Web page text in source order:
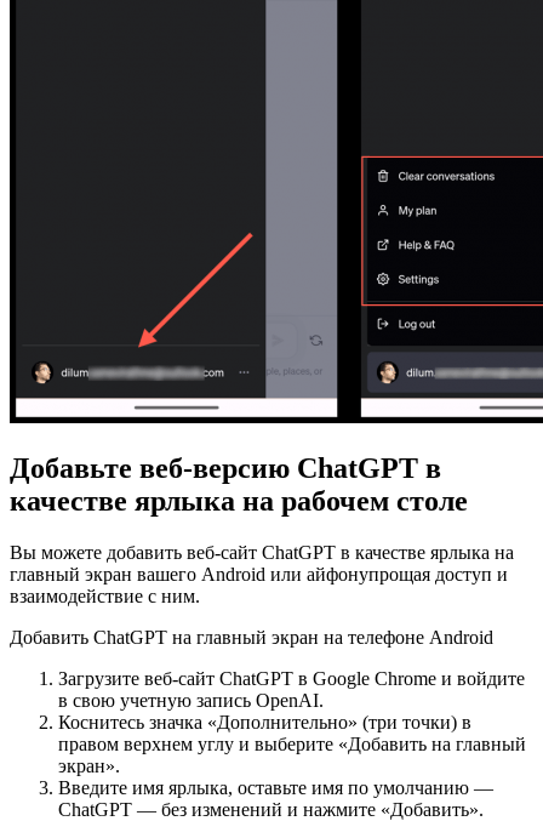
Добавьте веб-версию ChatGPT в
качестве ярлыка на рабочем столе
Вы можете добавить веб-сайт ChatGPT в качестве ярлыка на
главный экран вашего Android или айфонупрощая доступ и
взаимодействие с ним.
Добавить ChatGPT на главный экран на телефоне Android
Загрузите веб-сайт ChatGPT в Google Chrome и войдите
в свою учетную запись OpenAI.
Коснитесь значка «Дополнительно» (три точки) в
правом верхнем углу и выберите «Добавить на главный
экран».
Введите имя ярлыка, оставьте имя по умолчанию —
ChatGPT — без изменений и нажмите «Добавить».